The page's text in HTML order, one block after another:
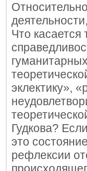
Что касается
эклектику»,
Гудкова?
это
рефлексии